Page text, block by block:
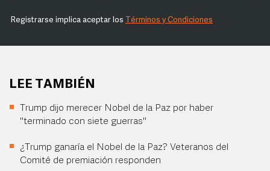
Registrarse implica aceptar los Términos y Condiciones
LEE TAMBIÉN
Trump dijo merecer Nobel de la Paz por haber
"terminado con siete guerras"
¿Trump ganaría el Nobel de la Paz? Veteranos del
Comité de premiación responden